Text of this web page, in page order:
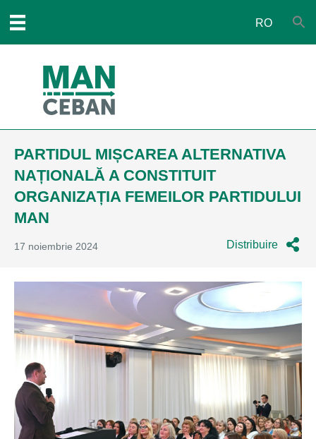
RO
PARTIDUL MIȘCAREA ALTERNATIVA
NAȚIONALĂ A CONSTITUIT
ORGANIZAȚIA FEMEILOR PARTIDULUI
MAN
17 noiembrie 2024 Distribuire